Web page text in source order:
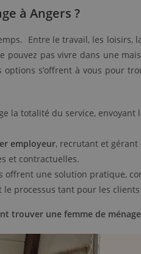
à Angers ?​
Entre le travail, les loisirs,
pouvez pas vivre dans une
s’offrent à vous pour
la totalité du service, envoyant
employeur, recrutant et
et contractuelles.
offrent une solution pratique,
processus tant pour les
trouver une femme de ménage